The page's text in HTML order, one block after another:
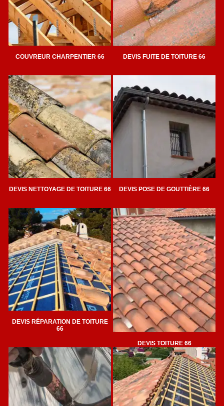
COUVREUR CHARPENTIER 66 DEVIS FUITE DE TOITURE 66
DEVIS NETTOYAGE DE TOITURE 66 DEVIS POSE DE GOUTTIÈRE 66
DEVIS RÉPARATION DE TOITURE
66
DEVIS TOITURE 66